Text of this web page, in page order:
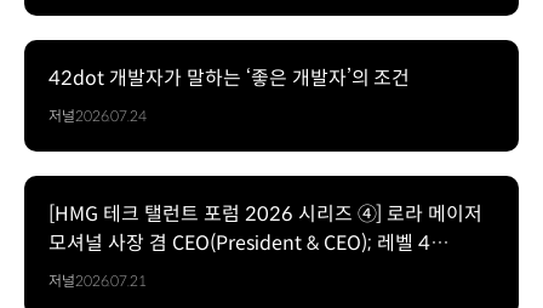
42dot 개발자가 말하는 ‘좋은 개발자’의 조건
저널2026.07.24
[HMG 테크 탤런트 포럼 2026 시리즈 ④] 로라 메이저
모셔널 사장 겸 CEO(President & CEO); 레벨 4
자율주행 상용화로 가는 여정
저널2026.07.21